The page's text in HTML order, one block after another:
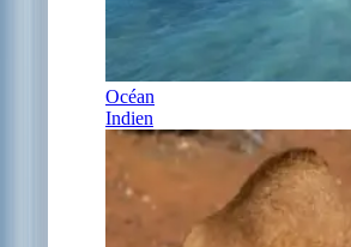
Océan
Indien